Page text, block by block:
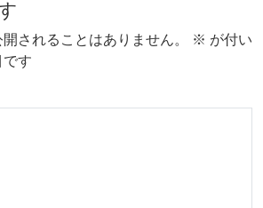
されることはありません。 ※ が付い
です